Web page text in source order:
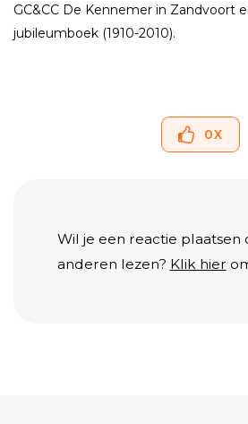
GC&CC De Kennemer in Zandvoort
jubileumboek (1910-2010).
0X
Wil je een reactie plaatsen
anderen lezen? Klik hier